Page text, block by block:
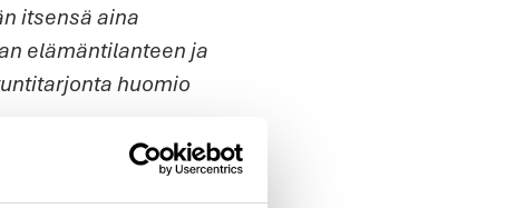
itsensä aina
elämäntilanteen ja
huomio